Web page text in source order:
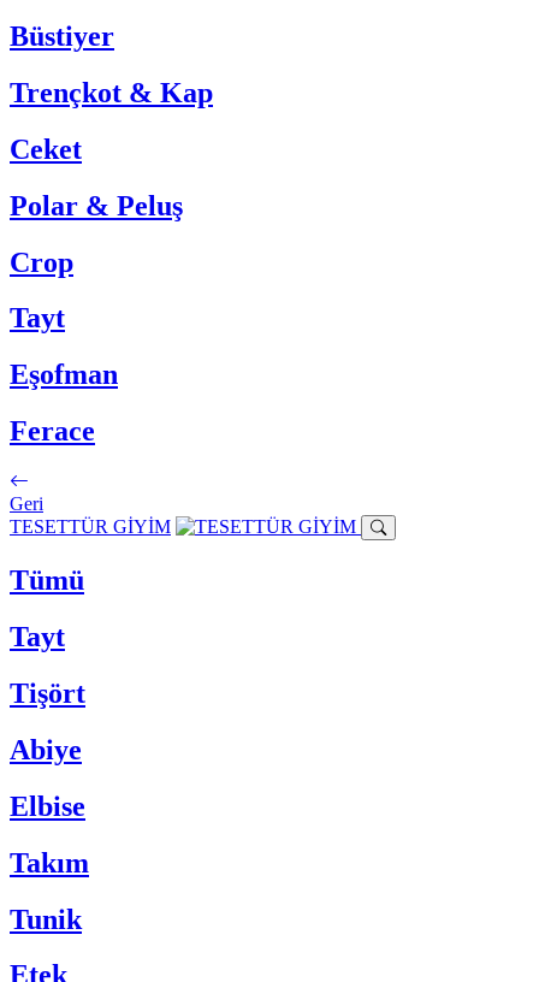
Büstiyer
Trençkot & Kap
Ceket
Polar & Peluş
Crop
Tayt
Eşofman
Ferace
Geri
TESETTÜR GİYİM
Tümü
Tayt
Tişört
Abiye
Elbise
Takım
Tunik
Etek